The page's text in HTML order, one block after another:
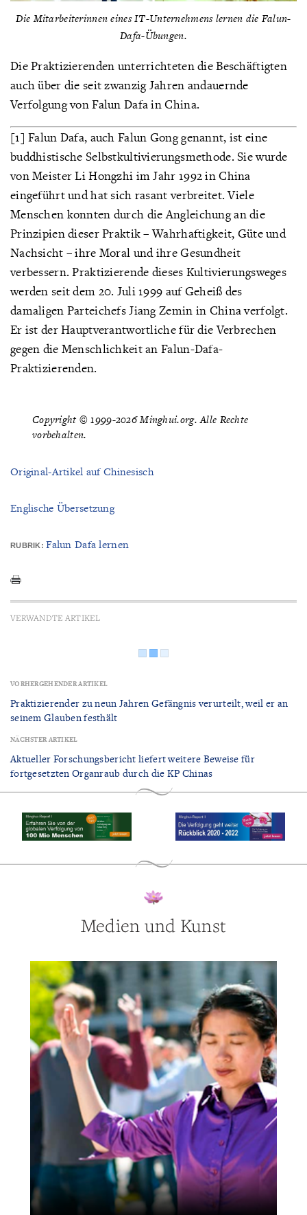
Die Mitarbeiterinnen eines IT-Unternehmens lernen die Falun-
Dafa-Übungen.
Die Praktizierenden unterrichteten die Beschäftigten
auch über die seit zwanzig Jahren andauernde
Verfolgung von Falun Dafa in China.
[1] Falun Dafa, auch Falun Gong genannt, ist eine
buddhistische Selbstkultivierungsmethode. Sie wurde
von Meister Li Hongzhi im Jahr 1992 in China
eingeführt und hat sich rasant verbreitet. Viele
Menschen konnten durch die Angleichung an die
Prinzipien dieser Praktik – Wahrhaftigkeit, Güte und
Nachsicht – ihre Moral und ihre Gesundheit
verbessern. Praktizierende dieses Kultivierungsweges
werden seit dem 20. Juli 1999 auf Geheiß des
damaligen Parteichefs Jiang Zemin in China verfolgt.
Er ist der Hauptverantwortliche für die Verbrechen
gegen die Menschlichkeit an Falun-Dafa-
Praktizierenden.
Copyright © 1999-2026 Minghui.org. Alle Rechte
vorbehalten.
Original-Artikel auf Chinesisch
Englische Übersetzung
RUBRIK:Falun Dafa lernen
VERWANDTE ARTIKEL
VORHERGEHENDER ARTIKEL
Praktizierender zu neun Jahren Gefängnis verurteilt, weil er an
seinem Glauben festhält
NÄCHSTER ARTIKEL
Aktueller Forschungsbericht liefert weitere Beweise für
fortgesetzten Organraub durch die KP Chinas
Medien und Kunst